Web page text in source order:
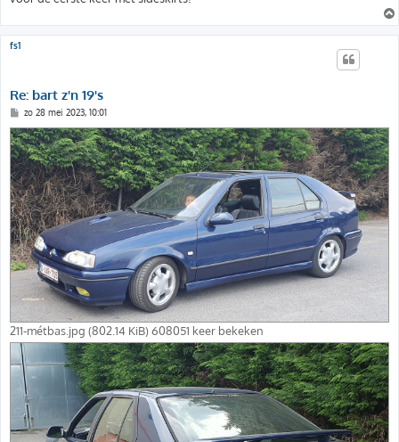
fs1
Re: bart z'n 19's
B
r
i
c
h
t
zo 28 mei 2023, 10:01
211-métbas.jpg (802.14 KiB) 608051 keer bekeken